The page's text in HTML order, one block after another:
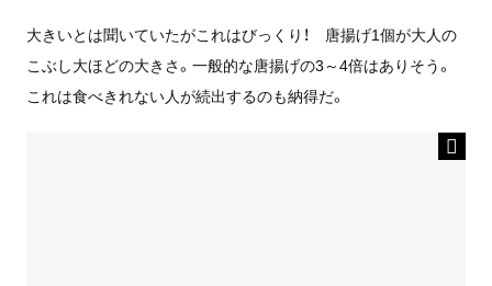
大きいとは聞いていたがこれはびっくり！ 唐揚げ1個が大人の
こぶし大ほどの大きさ。一般的な唐揚げの3～4倍はありそう。
これは食べきれない人が続出するのも納得だ。